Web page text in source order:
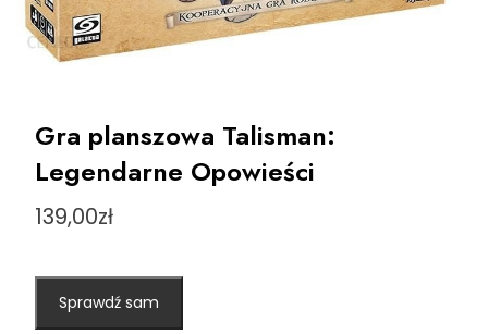
Gra planszowa Talisman:
Legendarne Opowieści
139,00zł
Sprawdź sam